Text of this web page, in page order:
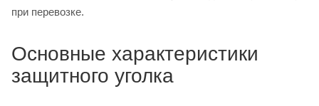
при перевозке.
Основные характеристики
защитного уголка